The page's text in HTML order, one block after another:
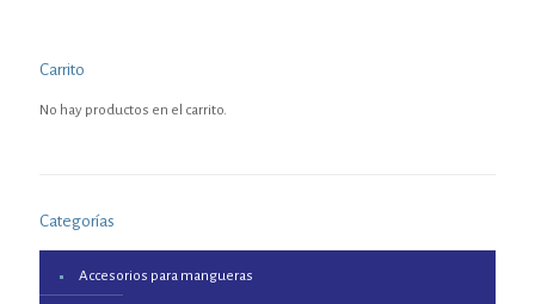
Carrito
No hay productos en el carrito.
Categorías
Accesorios para mangueras